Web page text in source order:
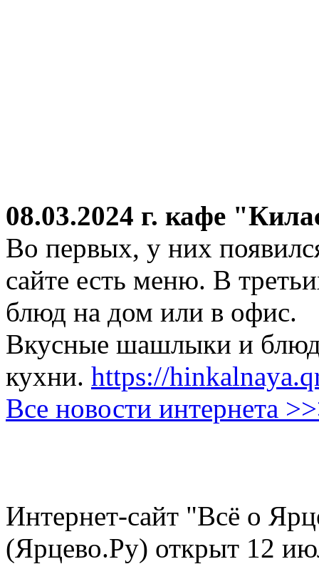
08.03.2024 г. кафе
Во первых, у них
сайте есть меню. В
блюд на дом или в офис.
Вкусные шашлыки и
кухни. https://
Все новости интернета
Интернет-сайт "Всё о
(Ярцево.Ру) открыт 12